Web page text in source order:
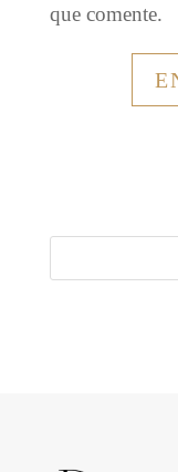
que comente.